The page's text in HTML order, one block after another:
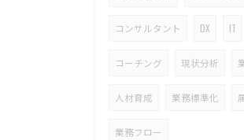
コンサルタント DX IT
コーチング 現状分析
人材育成 業務標準化
業務フロー